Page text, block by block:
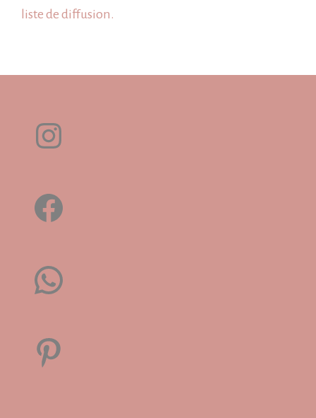
liste de diffusion.
Instagram
Facebook
WhatsApp
Pinterest